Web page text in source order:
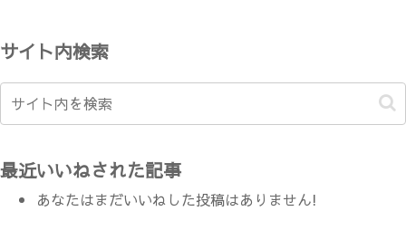
サイト内検索
最近いいねされた記事
あなたはまだいいねした投稿はありません!